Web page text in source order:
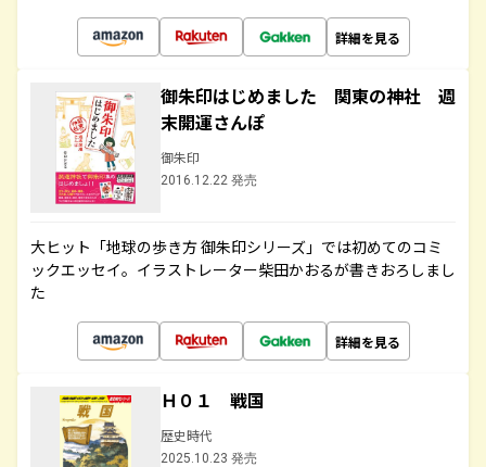
詳細を見る
御朱印はじめました 関東の神社 週
末開運さんぽ
御朱印
2016.12.22 発売
大ヒット「地球の歩き方 御朱印シリーズ」では初めてのコミ
ックエッセイ。イラストレーター柴田かおるが書きおろしまし
た
詳細を見る
Ｈ０１ 戦国
歴史時代
2025.10.23 発売